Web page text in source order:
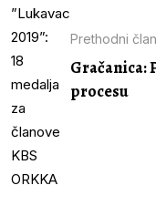
Prethodni
Gračanica:
procesu